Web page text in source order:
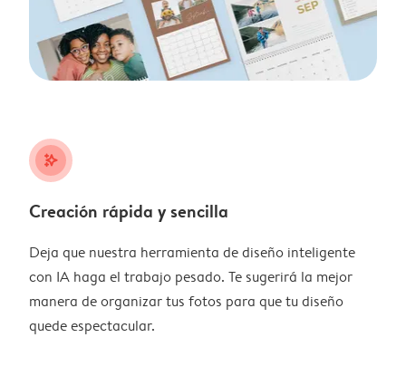
stars_plus
Creación rápida y sencilla
Deja que nuestra herramienta de diseño inteligente
con IA haga el trabajo pesado. Te sugerirá la mejor
manera de organizar tus fotos para que tu diseño
quede espectacular.